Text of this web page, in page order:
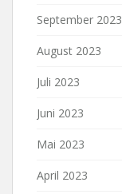
September 2023
August 2023
Juli 2023
Juni 2023
Mai 2023
April 2023